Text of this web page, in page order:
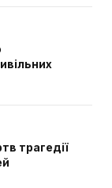
трагедії